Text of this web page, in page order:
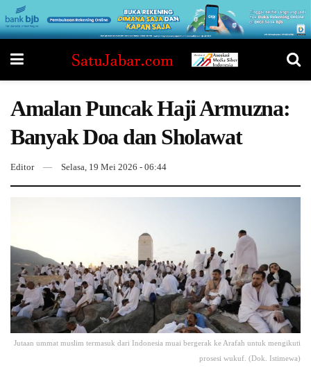
Amalan Puncak Haji Armuzna:
Banyak Doa dan Sholawat
Editor Selasa, 19 Mei 2026 - 06:44
Jutaan ummat muslim termasuk dari Indonesia muai bergerak ke Arafah untuk mengikuti
prosesi wukuf. (Dok. Istimewa)